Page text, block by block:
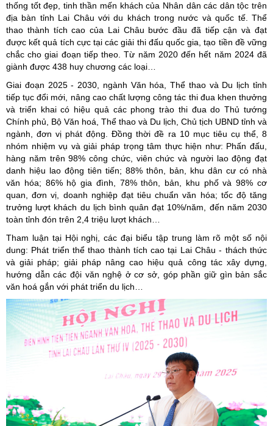
thống tốt đẹp, tinh thần mến khách của Nhân dân các dân tộc trên
địa bàn tỉnh Lai Châu với du khách trong nước và quốc tế. Thể
thao thành tích cao của Lai Châu bước đầu đã tiếp cận và đạt
được kết quả tích cực tại các giải thi đấu quốc gia, tạo tiền đề vững
chắc cho giai đoạn tiếp theo. Từ năm 2020 đến hết năm 2024 đã
giành được 438 huy chương các loại…
Giai đoạn 2025 - 2030, ngành Văn hóa, Thể thao và Du lịch tỉnh
tiếp tục đổi mới, nâng cao chất lượng công tác thi đua khen thưởng
và triển khai có hiệu quả các phong trào thi đua do Thủ tướng
Chính phủ, Bộ Văn hoá, Thể thao và Du lịch, Chủ tịch UBND tỉnh và
ngành, đơn vị phát động. Đồng thời đề ra 10 mục tiêu cụ thể, 8
nhóm nhiệm vụ và giải pháp trọng tâm thực hiện như: Phấn đấu,
hàng năm trên 98% công chức, viên chức và người lao động đạt
danh hiệu lao động tiên tiến; 88% thôn, bản, khu dân cư có nhà
văn hóa; 86% hộ gia đình, 78% thôn, bản, khu phố và 98% cơ
quan, đơn vị, doanh nghiệp đạt tiêu chuẩn văn hóa; tốc độ tăng
trưởng lượt khách du lịch bình quân đạt 10%/năm, đến năm 2030
toàn tỉnh đón trên 2,4 triệu lượt khách…
Tham luận tại Hội nghị, các đại biểu tập trung làm rõ một số nội
dung: Phát triển thể thao thành tích cao tại Lai Châu - thách thức
và giải pháp; giải pháp nâng cao hiệu quả công tác xây dựng,
hướng dẫn các đội văn nghệ ở cơ sở, góp phần giữ gìn bản sắc
văn hoá gắn với phát triển du lịch…